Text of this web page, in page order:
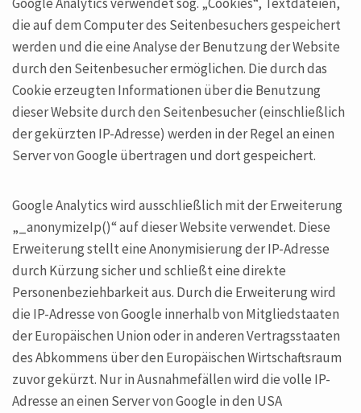
Google Analytics verwendet sog. „Cookies“, Textdateien,
die auf dem Computer des Seitenbesuchers gespeichert
werden und die eine Analyse der Benutzung der Website
durch den Seitenbesucher ermöglichen. Die durch das
Cookie erzeugten Informationen über die Benutzung
dieser Website durch den Seitenbesucher (einschließlich
der gekürzten IP-Adresse) werden in der Regel an einen
Server von Google übertragen und dort gespeichert.
Google Analytics wird ausschließlich mit der Erweiterung
„_anonymizeIp()“ auf dieser Website verwendet. Diese
Erweiterung stellt eine Anonymisierung der IP-Adresse
durch Kürzung sicher und schließt eine direkte
Personenbeziehbarkeit aus. Durch die Erweiterung wird
die IP-Adresse von Google innerhalb von Mitgliedstaaten
der Europäischen Union oder in anderen Vertragsstaaten
des Abkommens über den Europäischen Wirtschaftsraum
zuvor gekürzt. Nur in Ausnahmefällen wird die volle IP-
Adresse an einen Server von Google in den USA